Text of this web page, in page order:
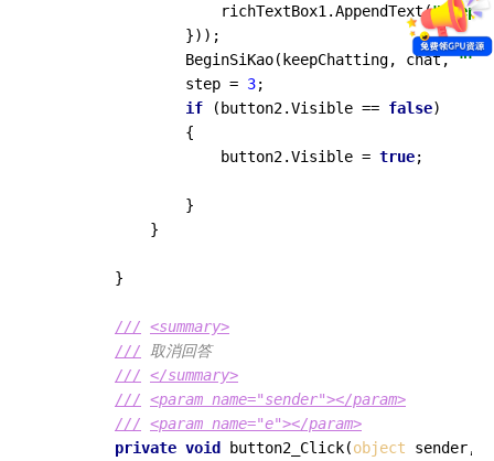
                    richTextBox1.AppendText(
                }));
                BeginSiKao(keepChatting, chat,
"");
                step =
3;
if (button2.Visible == false)
                {
                    button2.Visible =
true;
                }
            }
        }
/// <summary>
/// 取消回答
/// </summary>
/// <param name="sender"></param>
/// <param name="e"></param>
private void button2_Click(object sender,